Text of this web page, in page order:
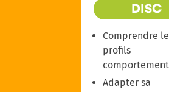
DISC
Comprendre
profils
Adapter sa